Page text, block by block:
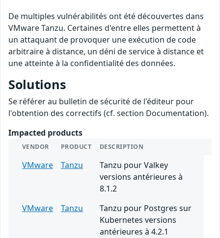
De multiples vulnérabilités ont été découvertes dans
VMware Tanzu. Certaines d'entre elles permettent à
un attaquant de provoquer une exécution de code
arbitraire à distance, un déni de service à distance et
une atteinte à la confidentialité des données.
Solutions
Se référer au bulletin de sécurité de l'éditeur pour
l'obtention des correctifs (cf. section Documentation).
Impacted products
VENDOR PRODUCT DESCRIPTION
VMware Tanzu
Tanzu pour Valkey
versions antérieures à
8.1.2
VMware
Tanzu
Tanzu pour Postgres sur
Kubernetes versions
antérieures à 4.2.1